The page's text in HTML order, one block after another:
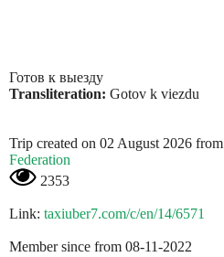
Готов к выезду
Transliteration: Gotov k viezdu
Trip created on 02 August 2026 from
Federation
2353
Link: taxiuber7.com/c/en/14/6571
Member since from 08-11-2022